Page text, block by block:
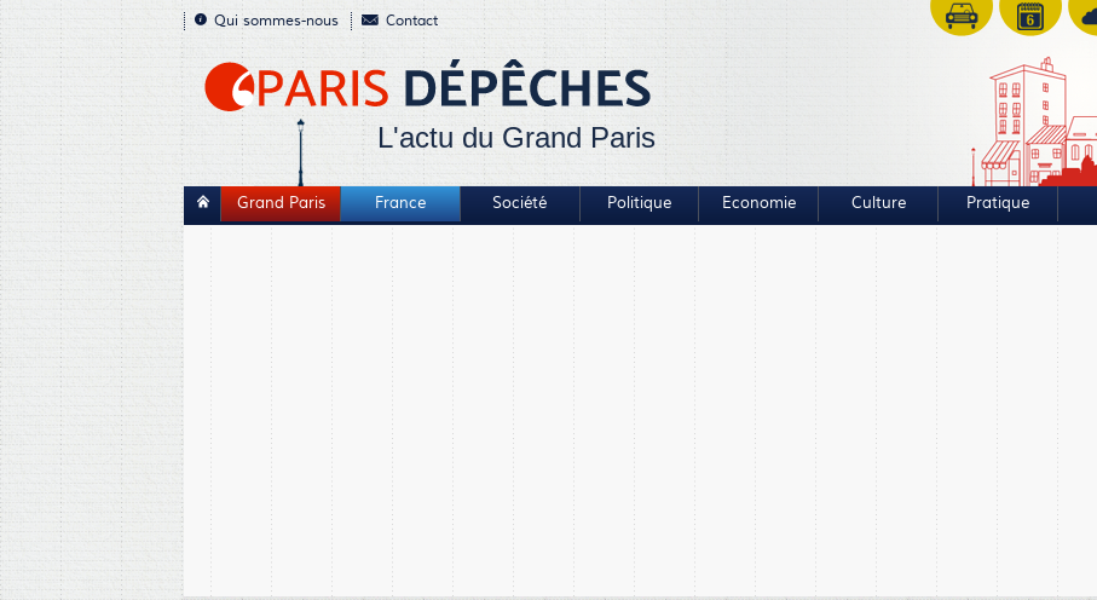
Qui sommes-nous Contact
L'actu du Grand Paris
Grand Paris France Société Politique Economie Culture Pratique